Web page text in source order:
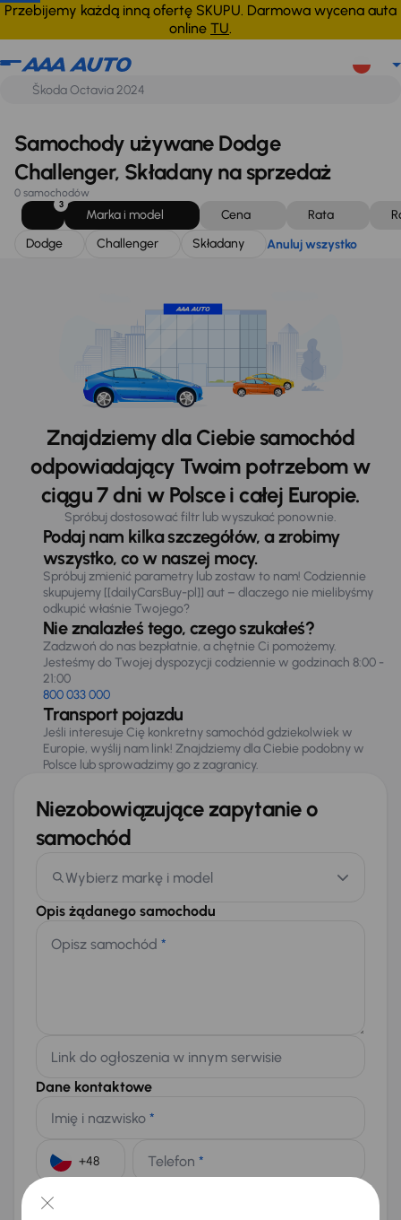
Przebijemy każdą inną ofertę SKUPU. Darmowa wycena auta
online TU.
Dodge Challenger Składany Anuluj wszystko
Samochody używane Dodge
Challenger, Składany na sprzedaż
0 samochodów
3
Marka i model Cena Rata
Dodge
Challenger Składany Anuluj wszystko
Znajdziemy dla Ciebie samochód
odpowiadający Twoim potrzebom w
ciągu 7 dni w Polsce i całej Europie.
Spróbuj dostosować filtr lub wyszukać ponownie.
Podaj nam kilka szczegółów, a zrobimy
wszystko, co w naszej mocy.
Spróbuj zmienić parametry lub zostaw to nam! Codziennie
skupujemy [[dailyCarsBuy-pl]] aut – dlaczego nie mielibyśmy
odkupić właśnie Twojego?
Nie znalazłeś tego, czego szukałeś?
Zadzwoń do nas bezpłatnie, a chętnie Ci pomożemy.
Jesteśmy do Twojej dyspozycji codziennie w godzinach 8:00 -
21:00
800 033 000
Transport pojazdu
Jeśli interesuje Cię konkretny samochód gdziekolwiek w
Europie, wyślij nam link! Znajdziemy dla Ciebie podobny w
Polsce lub sprowadzimy go z zagranicy.
Niezobowiązujące zapytanie o
samochód
Wybierz markę i model
Opis żądanego samochodu
Opisz samochód *
Link do ogłoszenia w innym serwisie
Dane kontaktowe
Imię i nazwisko *
Telefon *
E-mail